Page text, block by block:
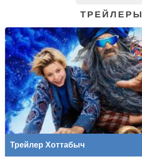
ТРЕЙЛЕРЫ
Трейлер Хоттабыч